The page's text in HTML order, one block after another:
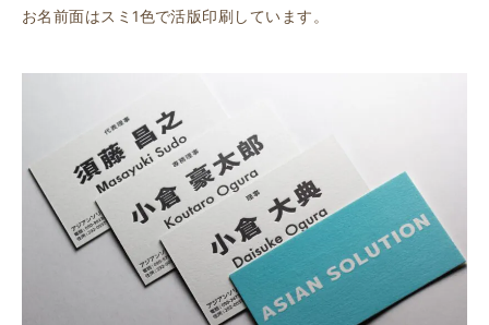
お名前面はスミ1色で活版印刷しています。